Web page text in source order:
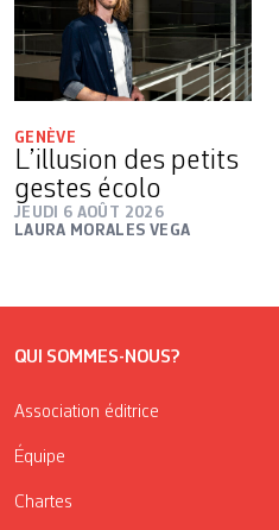
GENÈVE
L’illusion des petits
gestes écolo
JEUDI 6 AOÛT 2026
LAURA MORALES VEGA
QUI SOMMES-NOUS?
Association éditrice
Équipe
Chartes